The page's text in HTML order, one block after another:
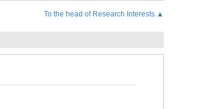
To the head of Research Interests.▲